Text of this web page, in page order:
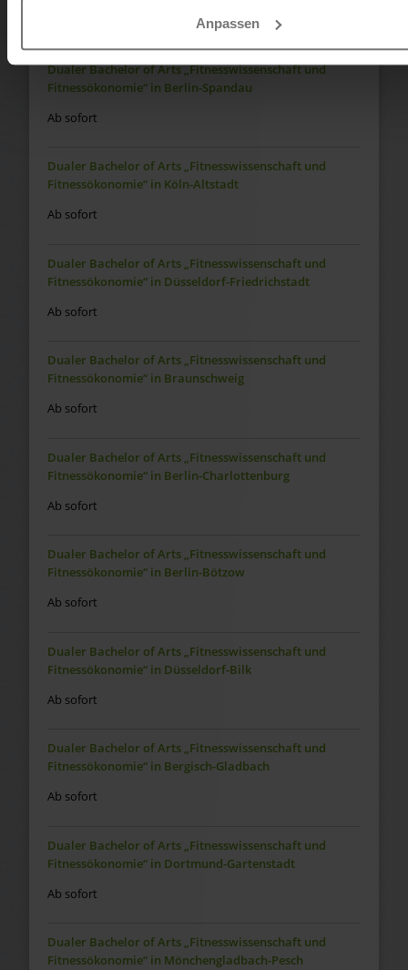
Anpassen
Dualer Bachelor of Arts „Fitnesswissenschaft und
Fitnessökonomie“ in Berlin-Spandau
Ab sofort
Dualer Bachelor of Arts „Fitnesswissenschaft und
Fitnessökonomie“ in Köln-Altstadt
Ab sofort
Dualer Bachelor of Arts „Fitnesswissenschaft und
Fitnessökonomie“ in Düsseldorf-Friedrichstadt
Ab sofort
Dualer Bachelor of Arts „Fitnesswissenschaft und
Fitnessökonomie“ in Braunschweig
Ab sofort
Dualer Bachelor of Arts „Fitnesswissenschaft und
Fitnessökonomie“ in Berlin-Charlottenburg
Ab sofort
Dualer Bachelor of Arts „Fitnesswissenschaft und
Fitnessökonomie“ in Berlin-Bötzow
Ab sofort
Dualer Bachelor of Arts „Fitnesswissenschaft und
Fitnessökonomie“ in Düsseldorf-Bilk
Ab sofort
Dualer Bachelor of Arts „Fitnesswissenschaft und
Fitnessökonomie“ in Bergisch-Gladbach
Ab sofort
Dualer Bachelor of Arts „Fitnesswissenschaft und
Fitnessökonomie“ in Dortmund-Gartenstadt
Ab sofort
Dualer Bachelor of Arts „Fitnesswissenschaft und
Fitnessökonomie“ in Mönchengladbach-Pesch